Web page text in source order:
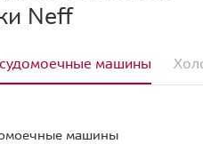
Neff
машины
машины